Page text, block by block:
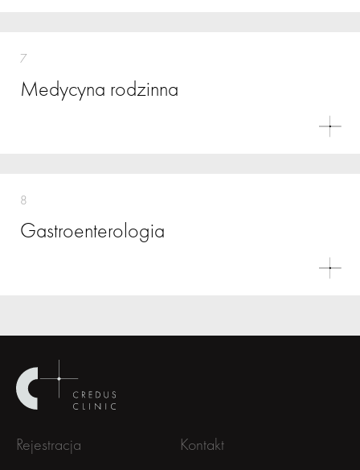
7
Medycyna rodzinna
8
Gastroenterologia
Rejestracja Kontakt